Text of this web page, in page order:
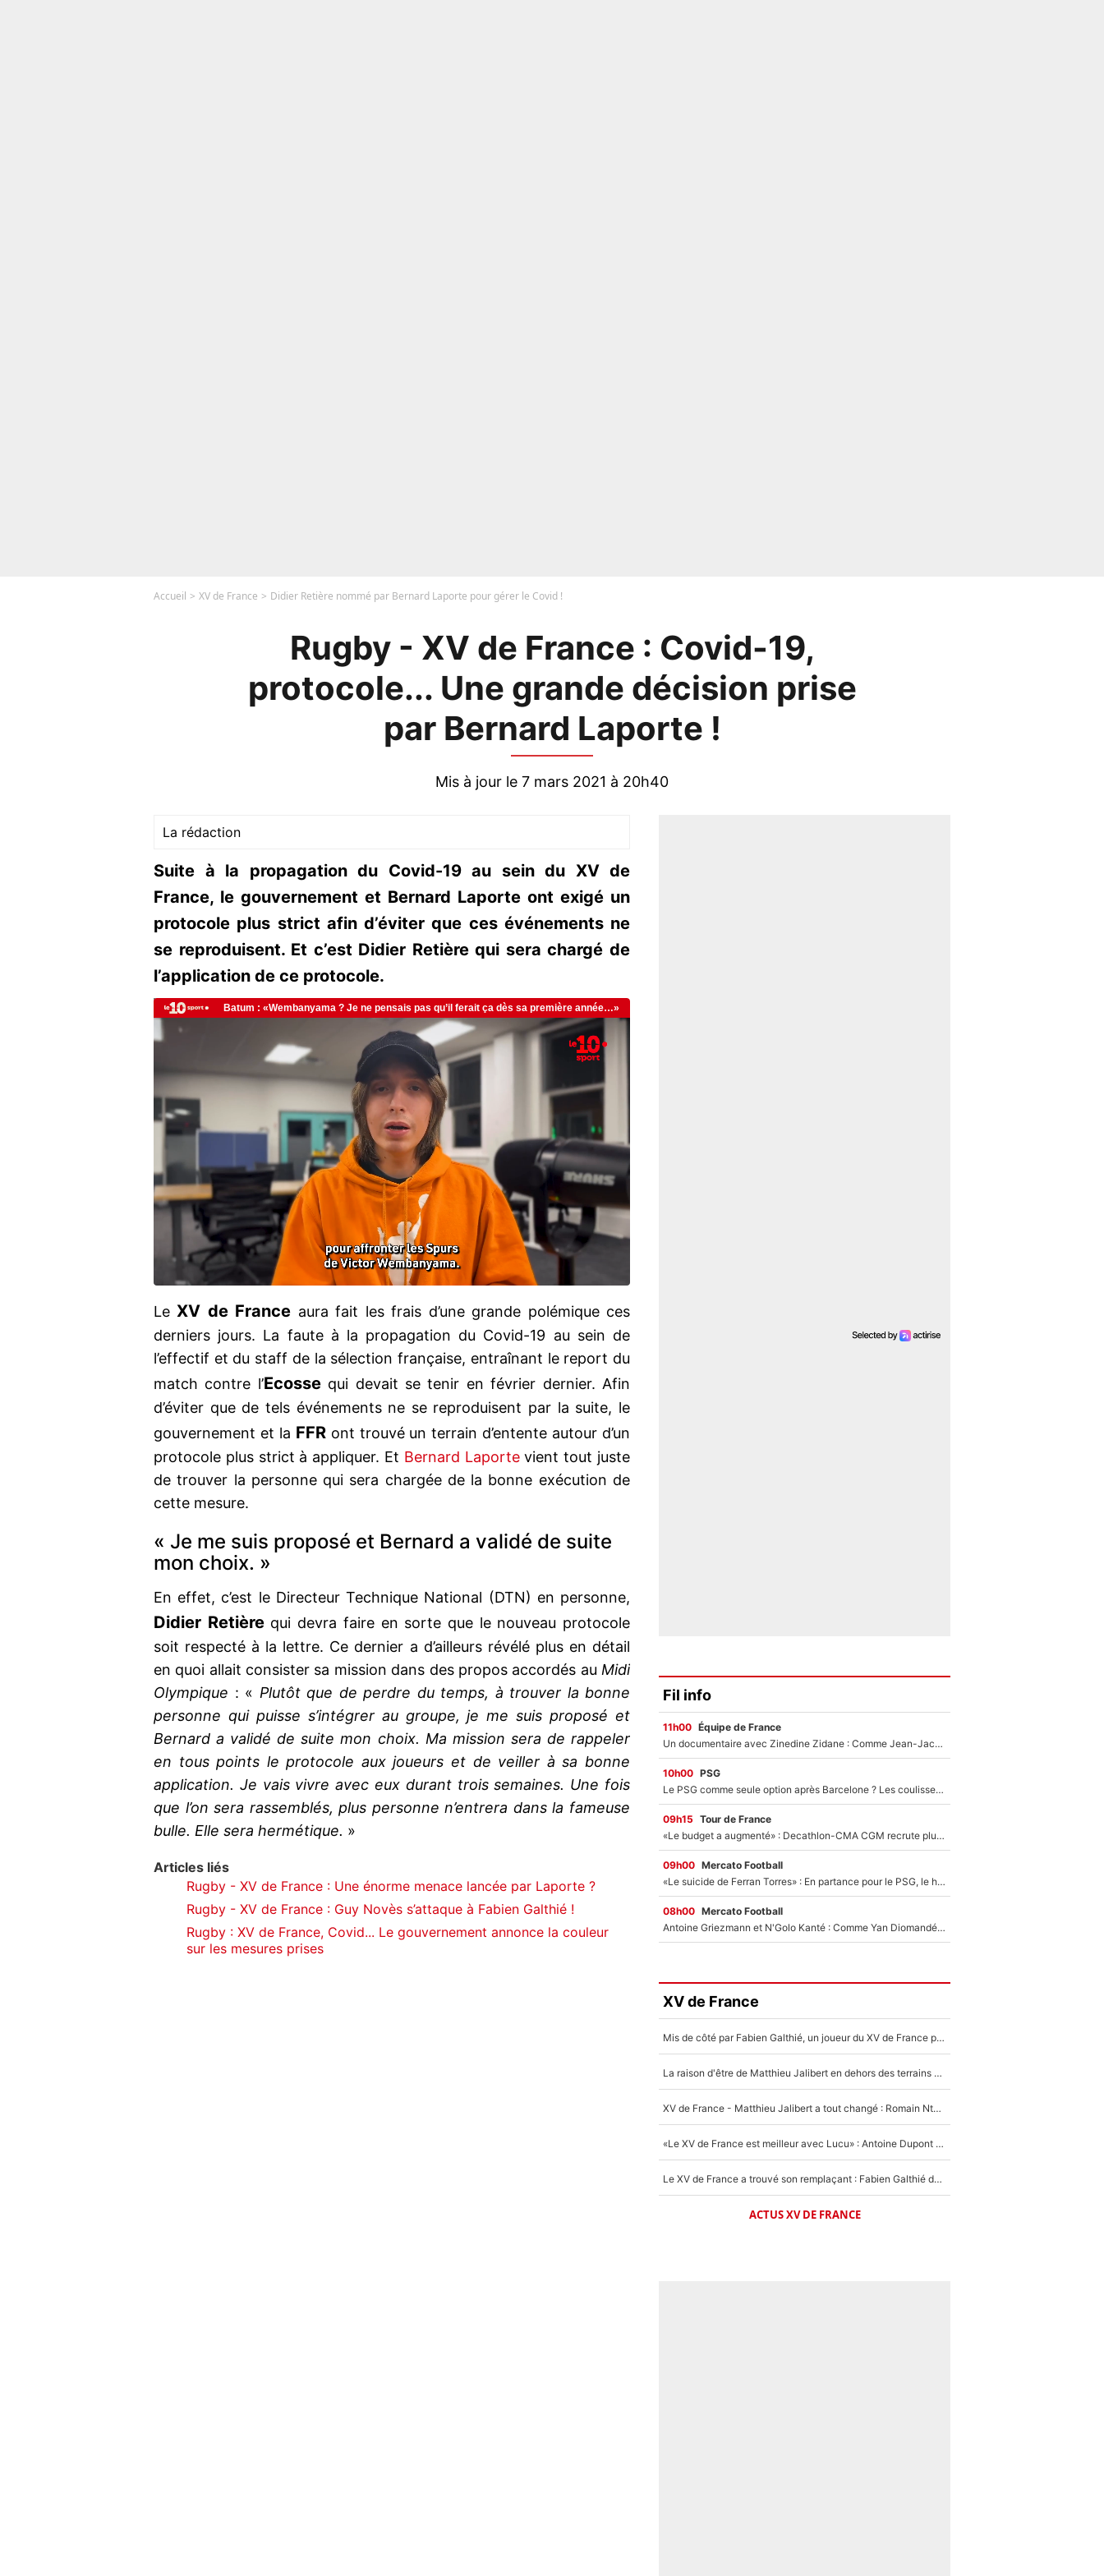
Accueil XV de France Didier Retière nommé par Bernard Laporte pour gérer le Covid !
Rugby - XV de France : Covid-19,
protocole... Une grande décision prise
par Bernard Laporte !
Mis à jour le 7 mars 2021 à 20h40
La rédaction
Suite à la propagation du Covid-19 au sein du XV de
France, le gouvernement et Bernard Laporte ont exigé un
protocole plus strict afin d’éviter que ces événements ne
se reproduisent. Et c’est Didier Retière qui sera chargé de
l’application de ce protocole.
LeXV de France aura fait les frais d’une grande polémique ces
derniers jours. La faute à la propagation du Covid-19 au sein de
l’effectif et du staff de la sélection française, entraînant le report du
match contre l’Ecossequi devait se tenir en février dernier. Afin
d’éviter que de tels événements ne se reproduisent par la suite, le
gouvernement et la FFRont trouvé un terrain d’entente autour d’un
protocole plus strict à appliquer. Et Bernard Laportevient tout juste
de trouver la personne qui sera chargée de la bonne exécution de
cette mesure.
« Je me suis proposé et Bernard a validé de suite
mon choix. »
En effet, c’est le Directeur Technique National (DTN) en personne,
Didier Retièrequi devra faire en sorte que le nouveau protocole
soit respecté à la lettre. Ce dernier a d’ailleurs révélé plus en détail
en quoi allait consister sa mission dans des propos accordés au Midi
Olympique : « Plutôt que de perdre du temps, à trouver la bonne
personne qui puisse s’intégrer au groupe, je me suis proposé et
Bernard a validé de suite mon choix. Ma mission sera de rappeler
en tous points le protocole aux joueurs et de veiller à sa bonne
application. Je vais vivre avec eux durant trois semaines. Une fois
que l’on sera rassemblés, plus personne n’entrera dans la fameuse
bulle. Elle sera hermétique. »
Articles liés
Rugby - XV de France : Une énorme menace lancée par Laporte ?
Rugby - XV de France : Guy Novès s’attaque à Fabien Galthié !
Rugby : XV de France, Covid... Le gouvernement annonce la couleur
sur les mesures prises
Fil info
11h00 Équipe de France
Un documentaire avec Zinedine Zidane : Comme Jean-Jacques Goldman et Mylène Farmer, le nouveau sélectionneur de l'équipe de France a recalé une journaliste très connue
10h00 PSG
Le PSG comme seule option après Barcelone ? Les coulisses de la signature historique de Lionel Messi sont révélées au grand jour !
09h15 Tour de France
«Le budget a augmenté» : Decathlon-CMA CGM recrute plusieurs coureurs pour offrir à Paul Seixas une équipe pour gagner le Tour de France 2027
09h00 Mercato Football
«Le suicide de Ferran Torres» : En partance pour le PSG, le héros de la finale de la Coupe du monde s'attire les foudres de la presse espagnole !
08h00 Mercato Football
Antoine Griezmann et N'Golo Kanté : Comme Yan Diomandé, les deux champions du monde ont refusé de signer au PSG !
XV de France
Mis de côté par Fabien Galthié, un joueur du XV de France partage sa frustration : «ils ne me l’ont pas dit tout de suite»
La raison d'être de Matthieu Jalibert en dehors des terrains de rugby : «Ça m'atteint autant que si tu touches à un membre de ma famille»
XV de France - Matthieu Jalibert a tout changé : Romain Ntamack doit-il s’inquiéter pour sa place à un an de la Coupe du monde ?
«Le XV de France est meilleur avec Lucu» : Antoine Dupont doit-il s’inquiéter pour sa place ?
Le XV de France a trouvé son remplaçant : Fabien Galthié doit-il se passer d'Antoine Dupont ?
ACTUS XV DE FRANCE